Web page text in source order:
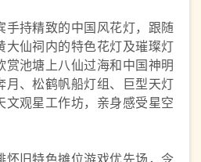
手持精致的中国风花灯，跟随
大仙祠内的特色花灯及璀璨灯
赏池塘上八仙过海和中国神明
月、松鹤帆船灯组、巨型天灯
文观星工作坊，亲身感受星空